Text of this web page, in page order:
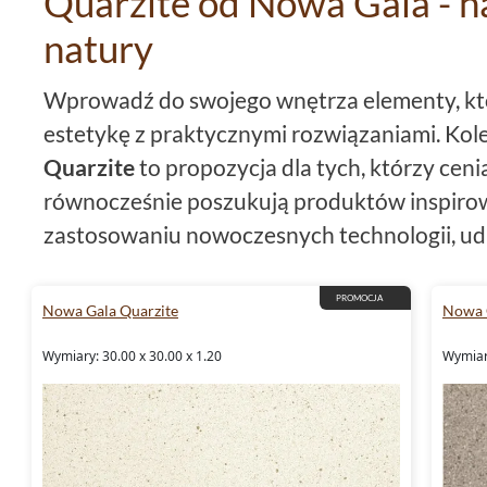
natury
Wprowadź do swojego wnętrza elementy,
estetykę z praktycznymi rozwiązaniami.
Quarziteto propozycja dla tych, którzy
równocześnie poszukują produktów
zastosowaniu nowoczesnych technologii,
zalety gresu.
Elegancja i styl w każdym
Wybierając płytki 30x30odNowa Gala
uniwersalne rozwiązanie, które doskonale
aranżacje. Niezależnie od tego, czy
PROMOCJA
Nowa Gala Quarzite
Wymiary: 30.00 x 30.00 x 1.20
Nowa